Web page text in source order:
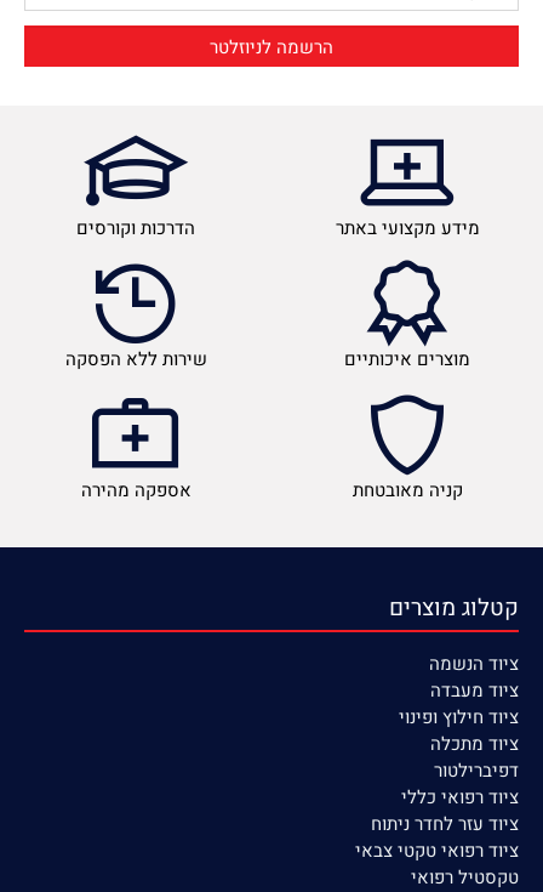
מידע מקצועי באתר הדרכות וקורסים
מוצרים איכותיים שירות ללא הפסקה
קניה מאובטחת אספקה מהירה
קטלוג מוצרים
ציוד הנשמה
ציוד מעבדה
ציוד חילוץ ופינוי
ציוד מתכלה
דפיברילטור
ציוד רפואי כללי
ציוד עזר לחדר ניתוח
ציוד רפואי טקטי צבאי
טקסטיל רפואי